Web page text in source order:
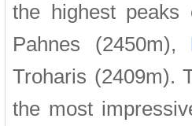
the highest peaks
Pahnes (2450m),
Troharis (2409m).
the most